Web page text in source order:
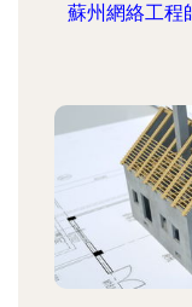
蘇州網絡工程